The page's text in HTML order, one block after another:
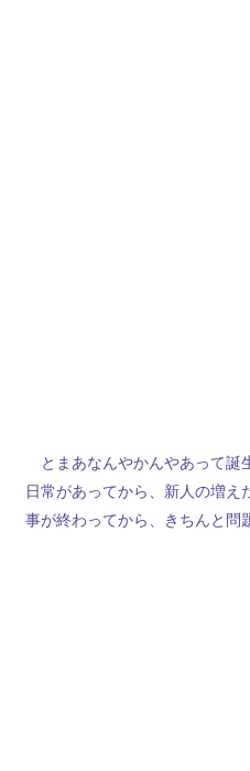
とまあなんやかんやあって誕
日常があってから、新人の増え
事が終わってから、きちんと問